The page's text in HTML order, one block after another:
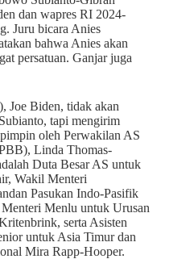
dan wapres RI 2024-
Juru bicara Anies
bahwa Anies akan
persatuan. Ganjar juga
Joe Biden, tidak akan
tapi mengirim
oleh Perwakilan AS
Linda Thomas-
Duta Besar AS untuk
Wakil Menteri
Pasukan Indo-Pasifik
Menlu untuk Urusan
serta Asisten
untuk Asia Timur dan
Mira Rapp-Hooper.